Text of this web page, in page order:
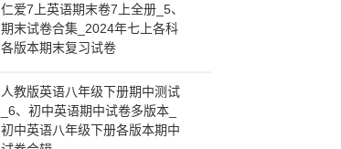
仁爱7上英语期末卷7上全册_5、
期末试卷合集_2024年七上各科
各版本期末复习试卷
人教版英语八年级下册期中测试
_6、初中英语期中试卷多版本_
初中英语八年级下册各版本期中